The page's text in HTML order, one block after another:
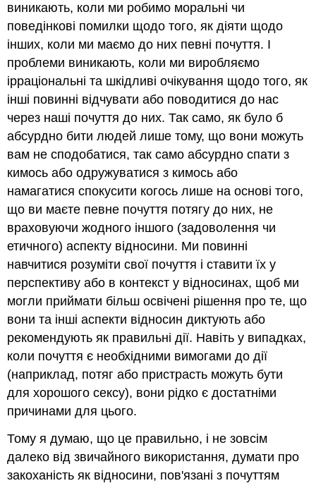
виникають, коли ми робимо моральні чи
поведінкові помилки щодо того, як діяти щодо
інших, коли ми маємо до них певні почуття. І
проблеми виникають, коли ми виробляємо
ірраціональні та шкідливі очікування щодо того, як
інші повинні відчувати або поводитися до нас
через наші почуття до них. Так само, як було б
абсурдно бити людей лише тому, що вони можуть
вам не сподобатися, так само абсурдно спати з
кимось або одружуватися з кимось або
намагатися спокусити когось лише на основі того,
що ви маєте певне почуття потягу до них, не
враховуючи жодного іншого (задоволення чи
етичного) аспекту відносини. Ми повинні
навчитися розуміти свої почуття і ставити їх у
перспективу або в контекст у відносинах, щоб ми
могли приймати більш освічені рішення про те, що
вони та інші аспекти відносин диктують або
рекомендують як правильні дії. Навіть у випадках,
коли почуття є необхідними вимогами до дії
(наприклад, потяг або пристрасть можуть бути
для хорошого сексу), вони рідко є достатніми
причинами для цього.
Тому я думаю, що це правильно, і не зовсім
далеко від звичайного використання, думати про
закоханість як відносини, пов'язані з почуттям